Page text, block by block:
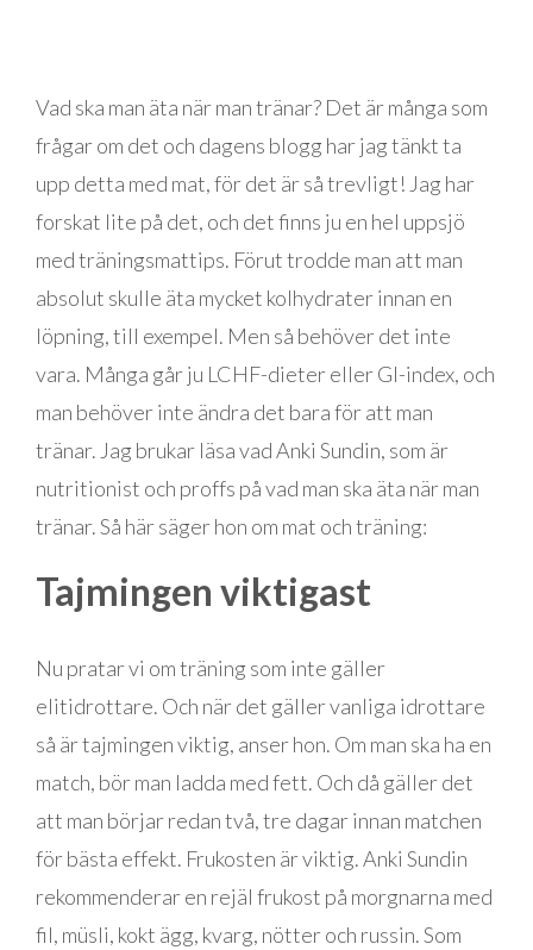
Vad ska man äta när man tränar? Det är många som
frågar om det och dagens blogg har jag tänkt ta
upp detta med mat, för det är så trevligt! Jag har
forskat lite på det, och det finns ju en hel uppsjö
med träningsmattips. Förut trodde man att man
absolut skulle äta mycket kolhydrater innan en
löpning, till exempel. Men så behöver det inte
vara. Många går ju LCHF-dieter eller GI-index, och
man behöver inte ändra det bara för att man
tränar. Jag brukar läsa vad Anki Sundin, som är
nutritionist och proffs på vad man ska äta när man
tränar. Så här säger hon om mat och träning:
Tajmingen viktigast
Nu pratar vi om träning som inte gäller
elitidrottare. Och när det gäller vanliga idrottare
så är tajmingen viktig, anser hon. Om man ska ha en
match, bör man ladda med fett. Och då gäller det
att man börjar redan två, tre dagar innan matchen
för bästa effekt. Frukosten är viktig. Anki Sundin
rekommenderar en rejäl frukost på morgnarna med
fil, müsli, kokt ägg, kvarg, nötter och russin. Som